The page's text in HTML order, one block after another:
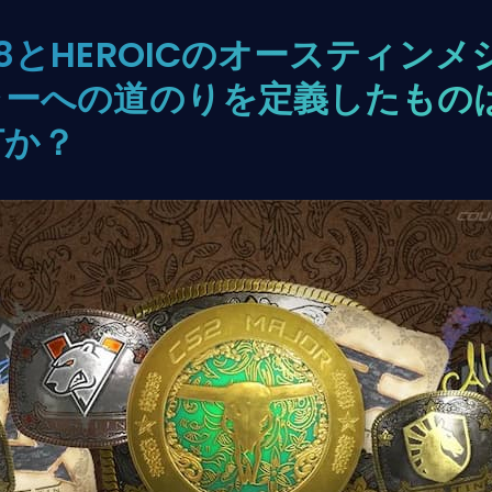
とHEROICのオースティンメ
への道のりを定義したもの
？